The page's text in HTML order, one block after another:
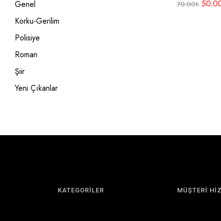
Genel
Korku-Gerilim
Polisiye
Roman
Şiir
Yeni Çıkanlar
70.00₺
KATEGORİLER MÜŞTERİ